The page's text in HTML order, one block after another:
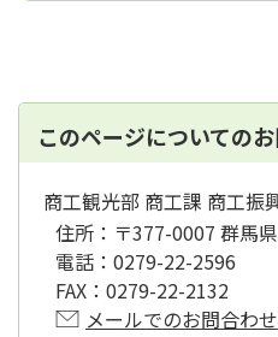
このページについての
商工観光部 商工課 商工振
住所： 〒377-0007 群馬
電話： 0279-22-2596
FAX： 0279-22-2132
メールでのお問合わ